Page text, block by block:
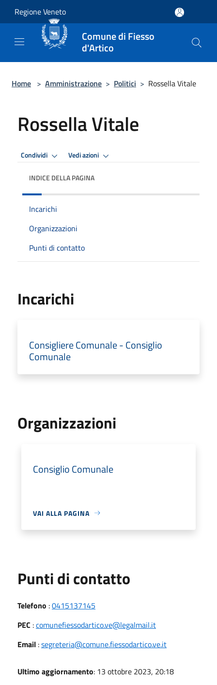
Regione Veneto
Comune di Fiesso
d'Artico
Home > Amministrazione > Politici > Rossella Vitale
Rossella Vitale
Condividi Vedi azioni
INDICE DELLA PAGINA
Incarichi
Organizzazioni
Punti di contatto
Incarichi
Consigliere Comunale - Consiglio
Comunale
Organizzazioni
Consiglio Comunale
VAI ALLA PAGINA
Punti di contatto
Telefono :0415137145
PEC :comunefiessodartico.ve@legalmail.it
Email :segreteria@comune.fiessodartico.ve.it
Ultimo aggiornamento: 13 ottobre 2023, 20:18